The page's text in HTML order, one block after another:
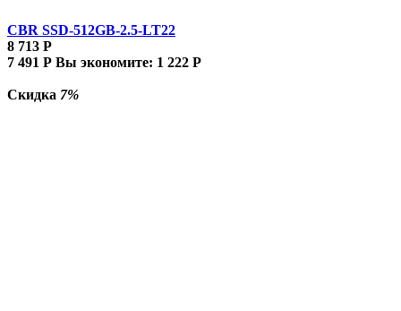
CBR SSD-512GB-2.5-LT22
8 713 Р
7 491 Р Вы экономите: 1 222 Р
Скидка 7%